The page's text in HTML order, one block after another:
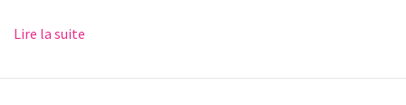
Lire la suite